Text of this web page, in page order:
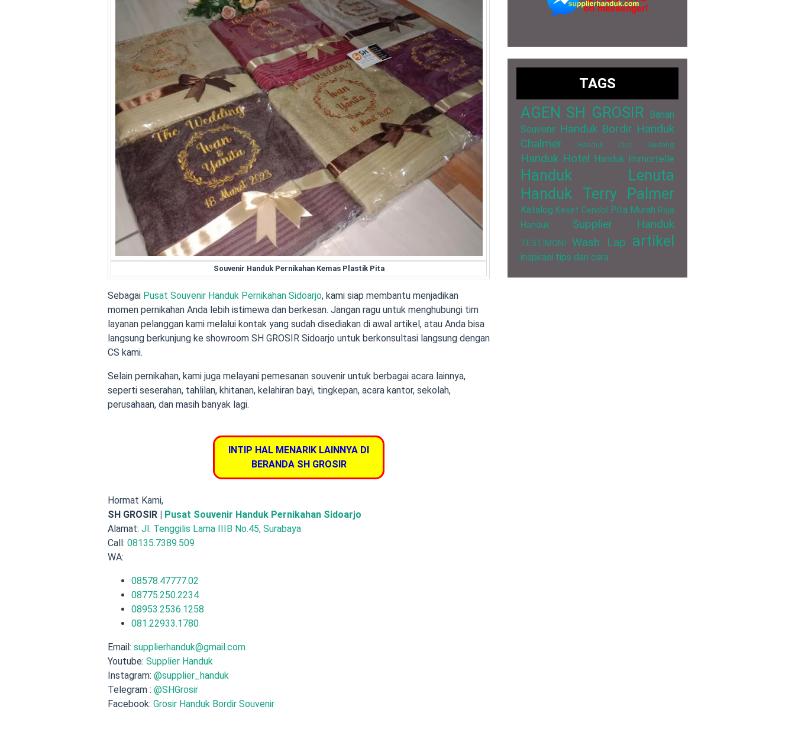
Souvenir Handuk Pernikahan Kemas Plastik Pita
Sebagai Pusat Souvenir Handuk Pernikahan Sidoarjo, kami siap membantu menjadikan
momen pernikahan Anda lebih istimewa dan berkesan. Jangan ragu untuk menghubungi tim
layanan pelanggan kami melalui kontak yang sudah disediakan di awal artikel, atau Anda bisa
langsung berkunjung ke showroom SH GROSIR Sidoarjo untuk berkonsultasi langsung dengan
CS kami.
Selain pernikahan, kami juga melayani pemesanan souvenir untuk berbagai acara lainnya,
seperti seserahan, tahlilan, khitanan, kelahiran bayi, tingkepan, acara kantor, sekolah,
perusahaan, dan masih banyak lagi.
INTIP HAL MENARIK LAINNYA DI
BERANDA SH GROSIR
Hormat Kami,
SH GROSIR | Pusat Souvenir Handuk Pernikahan Sidoarjo
Alamat: Jl. Tenggilis Lama IIIB No.45, Surabaya
Call: 08135.7389.509
WA:
08578.47777.02
08775.250.2234
08953.2536.1258
081.22933.1780
Email: supplierhanduk@gmail.com
Youtube: Supplier Handuk
Instagram: @supplier_handuk
Telegram : @SHGrosir
Facebook: Grosir Handuk Bordir Souvenir
TAGS
AGEN SH GROSIR Bahan
Souvenir Handuk Bordir Handuk
Chalmer
Handuk Cuci Gudang
Handuk Hotel Handuk Immortelle
Handuk Lenuta
Handuk Terry Palmer
Katalog Keset Cendol Pita Murah Raja
Handuk
Supplier Handuk
TESTIMONI Wash Lap artikel
inspirasi tips dan cara